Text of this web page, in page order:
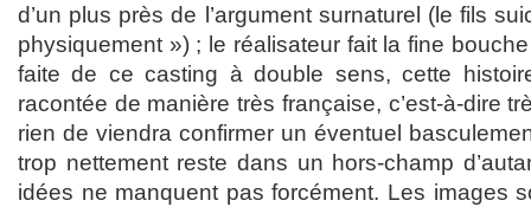
d’un plus près de l’argument surnaturel (le fils
physiquement ») ; le réalisateur fait la fine
faite de ce casting à double sens, cette
racontée de manière très française, c’est-à-dire
rien de viendra confirmer un éventuel
trop nettement reste dans un hors-champ
idées ne manquent pas forcément. Les images